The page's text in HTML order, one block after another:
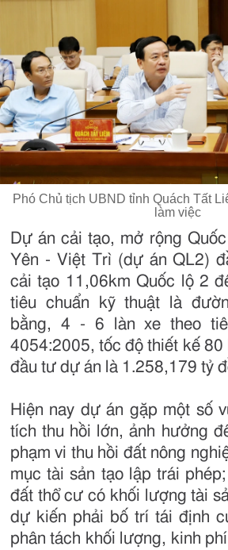
Phó Chủ tịch UBND tỉnh Quách Tất
làm việc
Dự án cải tạo, mở rộng
Yên - Việt Trì (dự án QL2)
cải tạo 11,06km Quốc lộ 2
tiêu chuẩn kỹ thuật là
bằng, 4 - 6 làn xe theo
4054:2005, tốc độ thiết kế 80
đầu tư dự án là 1.258,179 tỷ
Hiện nay dự án gặp một số
tích thu hồi lớn, ảnh hưởng
phạm vi thu hồi đất nông
mục tài sản tạo lập trái
đất thổ cư có khối lượng tài
dự kiến phải bố trí tái định
phân tách khối lượng, kinh